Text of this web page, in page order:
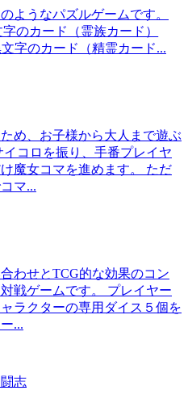
ようなパズルゲームです。
のカード（霊族カード）
字のカード（精霊カード...
め、お子様から大人まで遊ぶ
コロを振り、手番プレイヤ
魔女コマを進めます。 ただ
マ...
わせとTCG的な効果のコン
戦ゲームです。 プレイヤー
ラクターの専用ダイス５個を
...
志